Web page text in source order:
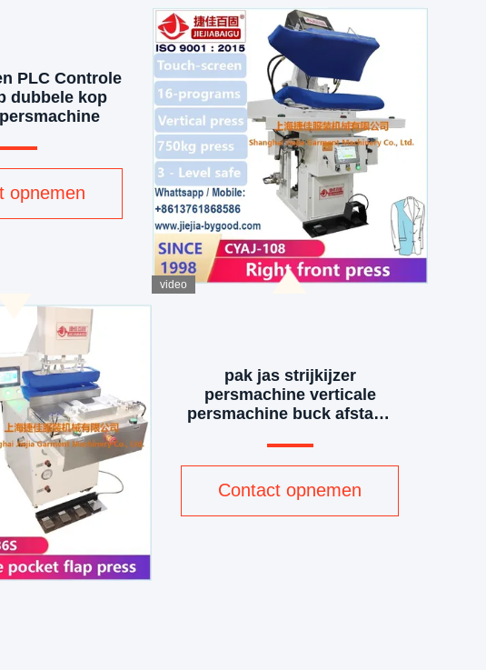
PLC Controle
dubbele kop
opnemen
video
pak jas strijkijzer
persmachine verticale
persmachine buck afstand
Contact opnemen